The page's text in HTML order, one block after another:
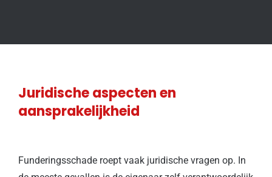
Juridische aspecten en
aansprakelijkheid
Funderingsschade roept vaak juridische vragen op. In